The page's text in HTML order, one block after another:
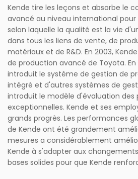
Kende tire les leçons et absorbe le
avancé au niveau international
selon laquelle la qualité est la vie
dans tous les liens de vente, de
matériaux et de R&D. En 2003,
de production avancé de Toyota. En
introduit le système de gestion de
intégré et d'autres systèmes de
introduit le modèle d'évaluation des
exceptionnelles. Kende et ses
grands progrès. Les performances
de Kende ont été grandement
mesures a considérablement
Kende à s'adapter aux
bases solides pour que Kende